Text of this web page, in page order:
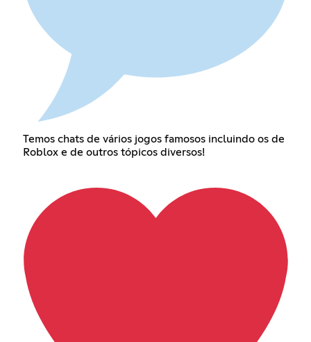
Temos chats de vários jogos famosos incluindo os de
Roblox e de outros tópicos diversos!